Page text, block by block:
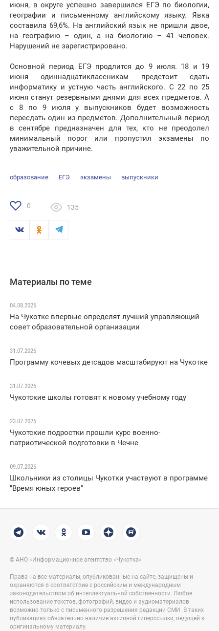
июня, в округе успешно завершился ЕГЭ по биологии,
географии и письменному английскому языку. Явка
составила 69,6%. На английский язык не пришли двое,
на географию – один, а на биологию – 41 человек.
Нарушений не зарегистрировано.
Основной период ЕГЭ продлится до 9 июля. 18 и 19
июня одиннадцатиклассникам предстоит сдать
информатику и устную часть английского. С 22 по 25
июня станут резервными днями для всех предметов. А
с 8 по 9 июля у выпускников будет возможность
пересдать один из предметов. Дополнительный период
в сентябре предназначен для тех, кто не преодолел
минимальный порог или пропустил экзамены по
уважительной причине.
образование ЕГЭ экзамены выпускники
0 135
Материалы по теме
04.08.2026
На Чукотке впервые определят лучший управляющий
совет образовательной организации
31.07.2026
Программу кочевых детсадов масштабируют на Чукотке
31.07.2026
Чукотские школы готовят к новому учебному году
23.07.2026
Чукотские подростки прошли курс военно-
патриотической подготовки в Чечне
09.07.2026
Школьники из столицы Чукотки участвуют в программе
"Время юных героев"
© АНО «Информационное агентство «Чукотка»
Права на все материалы, опубликованные на сайте, защищены и
охраняются в соответствие с российским и международным
законодательством об интеллектуальной собственности. Любое
использование текстов, фотографий, видео и аудиоматериалов
возможно только с письменного разрешения редакции СМИ. В таких
публикациях обязательно наличие активной гиперссылки, ведущей к
оригинальному материалу.